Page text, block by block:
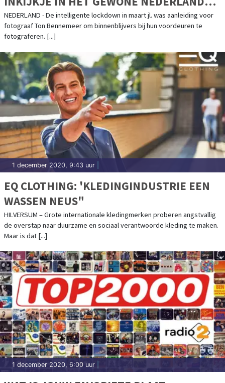
HUISHOUDEN IN EEN BIJZONDERE TIJD
NEDERLAND - De intelligente lockdown in maart jl. was aanleiding voor
fotograaf Ton Bennemeer om binnenblijvers bij hun voordeuren te
fotograferen. [...]
1 december 2020, 9:43 uur
EQ CLOTHING: 'KLEDINGINDUSTRIE EEN
WASSEN NEUS"
HILVERSUM – Grote internationale kledingmerken proberen angstvallig
de overstap naar duurzame en sociaal verantwoorde kleding te maken.
Maar is dat [...]
1 december 2020, 6:00 uur